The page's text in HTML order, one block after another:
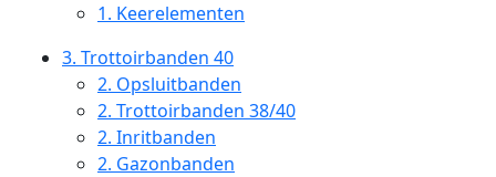
1. Keerelementen
3. Trottoirbanden 40
2. Opsluitbanden
2. Trottoirbanden 38/40
2. Inritbanden
2. Gazonbanden